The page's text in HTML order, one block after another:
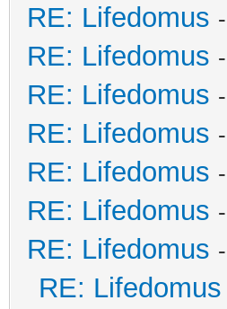
RE: Lifedomus
RE: Lifedomus
RE: Lifedomus
RE: Lifedomus
RE: Lifedomus
RE: Lifedomus
RE: Lifedomus
RE: Lifedomus